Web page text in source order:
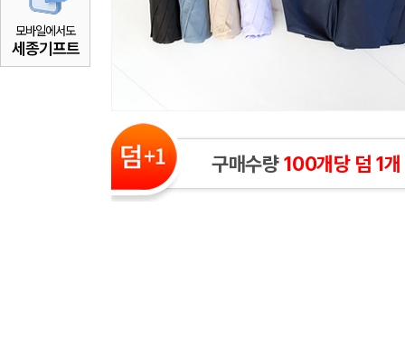
모바일에서도
세종기프트
구매수량100개당 덤 1개